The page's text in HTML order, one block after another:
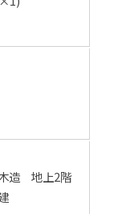
造 地上2階